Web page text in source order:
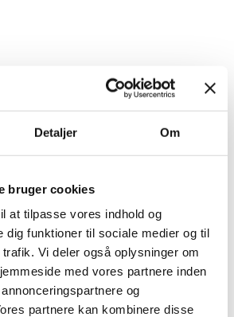
Detaljer Om
bruger cookies
at tilpasse vores indhold og
dig funktioner til sociale medier og til
Vi deler også oplysninger om
med vores partnere inden
og
partnere kan kombinere disse